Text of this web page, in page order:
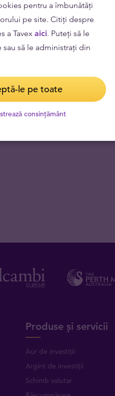
britanic - o monedă
nu apune niciodată
Produse și servicii
Aur de investiții
Argint de investiții
Schimb valutar
pentru a îmbunătăți
pe site. Citiți despre
a Tavex aici. Puteți să le
să le administrați din
le pe toate
consințământ